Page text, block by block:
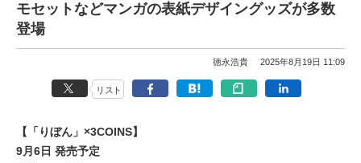
モセットなどマンガの表紙デザイングッズが多数
登場
徳永浩貴 2025年8月19日 11:09
リスト
【「りぼん」×3COINS】
9月6日 発売予定